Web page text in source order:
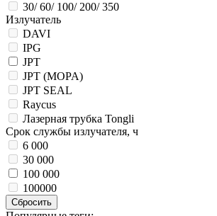
30/ 60/ 100/ 200/ 350
Излучатель
DAVI
IPG
JPT
JPT (MOPA)
JPT SEAL
Raycus
Лазерная трубка Tongli
Срок службы излучателя, ч
6 000
30 000
100 000
100000
Сбросить